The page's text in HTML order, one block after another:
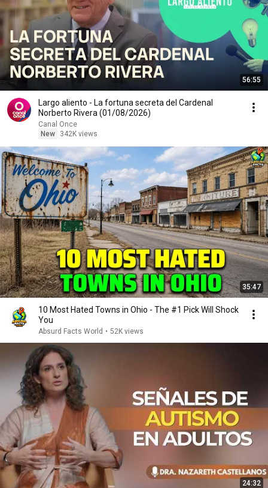
56:55
Largo aliento - La fortuna secreta del Cardenal
Norberto Rivera (01/08/2026)
Canal Once
New
342K views
35:47
10 Most Hated Towns in Ohio - The #1 Pick Will Shock
You
Absurd Facts World • 52K views
24:32